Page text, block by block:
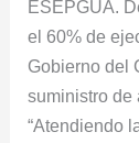
ESEPGUA.
el 60% de
Gobierno del
suministro de
“Atendiendo